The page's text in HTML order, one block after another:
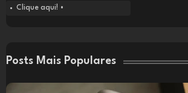
Clique aqui! •
Posts Mais Populares